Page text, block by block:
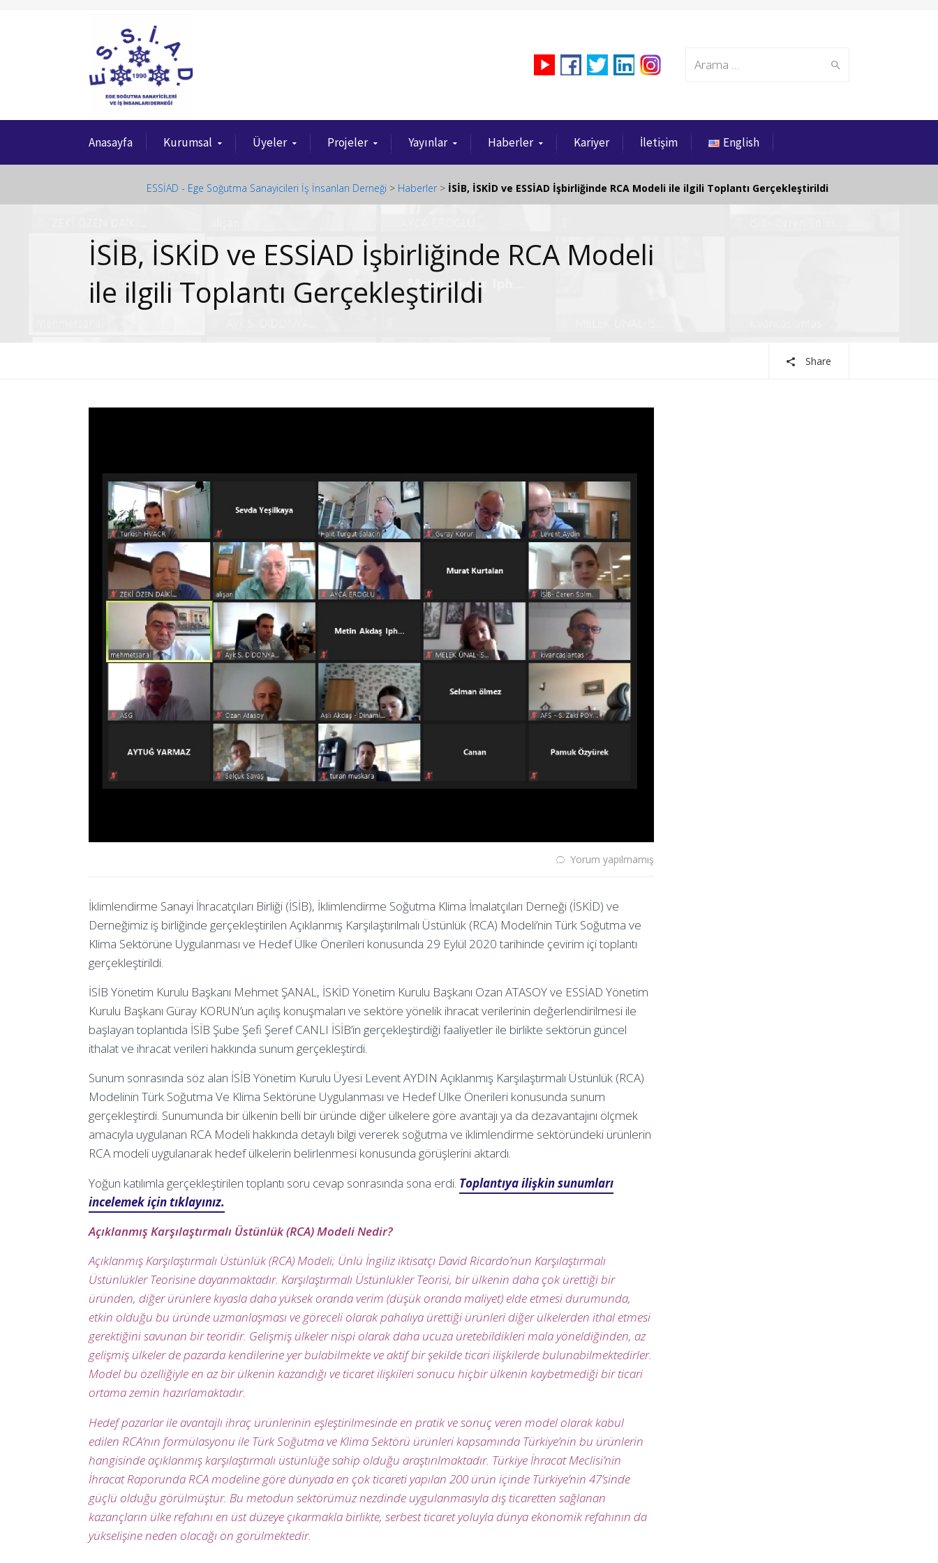
Search
Anasayfa Kurumsal Üyeler Projeler Yayınlar Haberler Kariyer İletişim English
ESSİAD - Ege Soğutma Sanayicileri İş İnsanları Derneği > Haberler > İSİB, İSKİD ve ESSİAD İşbirliğinde RCA Modeli ile ilgili Toplantı Gerçekleştirildi
İSİB, İSKİD ve ESSİAD İşbirliğinde RCA Modeli
ile ilgili Toplantı Gerçekleştirildi
Share
Yorum yapılmamış
İklimlendirme Sanayi İhracatçıları Birliği (İSİB), İklimlendirme Soğutma Klima İmalatçıları Derneği (İSKİD) ve
Derneğimiz iş birliğinde gerçekleştirilen Açıklanmış Karşılaştırılmalı Üstünlük (RCA) Modeli’nin Türk Soğutma ve
Klima Sektörüne Uygulanması ve Hedef Ülke Önerileri konusunda 29 Eylül 2020 tarihinde çevirim içi toplantı
gerçekleştirildi.
İSİB Yönetim Kurulu Başkanı Mehmet ŞANAL, İSKİD Yönetim Kurulu Başkanı Ozan ATASOY ve ESSİAD Yönetim
Kurulu Başkanı Güray KORUN’un açılış konuşmaları ve sektöre yönelik ihracat verilerinin değerlendirilmesi ile
başlayan toplantıda İSİB Şube Şefi Şeref CANLI İSİB’in gerçekleştirdiği faaliyetler ile birlikte sektörün güncel
ithalat ve ihracat verileri hakkında sunum gerçekleştirdi.
Sunum sonrasında söz alan İSİB Yönetim Kurulu Üyesi Levent AYDIN Açıklanmış Karşılaştırmalı Üstünlük (RCA)
Modelinin Türk Soğutma Ve Klima Sektörüne Uygulanması ve Hedef Ülke Önerileri konusunda sunum
gerçekleştirdi. Sunumunda bir ülkenin belli bir üründe diğer ülkelere göre avantajı ya da dezavantajını ölçmek
amacıyla uygulanan RCA Modeli hakkında detaylı bilgi vererek soğutma ve iklimlendirme sektöründeki ürünlerin
RCA modeli uygulanarak hedef ülkelerin belirlenmesi konusunda görüşlerini aktardı.
Yoğun katılımla gerçekleştirilen toplantı soru cevap sonrasında sona erdi. Toplantıya ilişkin sunumları
incelemek için tıklayınız.
Açıklanmış Karşılaştırmalı Üstünlük (RCA) Modeli Nedir?
Açıklanmış Karşılaştırmalı Üstünlük (RCA) Modeli; Ünlü İngiliz iktisatçı David Ricardo’nun Karşılaştırmalı
Üstünlükler Teorisine dayanmaktadır. Karşılaştırmalı Üstünlükler Teorisi, bir ülkenin daha çok ürettiği bir
üründen, diğer ürünlere kıyasla daha yüksek oranda verim (düşük oranda maliyet) elde etmesi durumunda,
etkin olduğu bu üründe uzmanlaşması ve göreceli olarak pahalıya ürettiği ürünleri diğer ülkelerden ithal etmesi
gerektiğini savunan bir teoridir. Gelişmiş ülkeler nispi olarak daha ucuza üretebildikleri mala yöneldiğinden, az
gelişmiş ülkeler de pazarda kendilerine yer bulabilmekte ve aktif bir şekilde ticari ilişkilerde bulunabilmektedirler.
Model bu özelliğiyle en az bir ülkenin kazandığı ve ticaret ilişkileri sonucu hiçbir ülkenin kaybetmediği bir ticari
ortama zemin hazırlamaktadır.
Hedef pazarlar ile avantajlı ihraç ürünlerinin eşleştirilmesinde en pratik ve sonuç veren model olarak kabul
edilen RCA’nın formülasyonu ile Türk Soğutma ve Klima Sektörü ürünleri kapsamında Türkiye’nin bu ürünlerin
hangisinde açıklanmış karşılaştırmalı üstünlüğe sahip olduğu araştırılmaktadır. Türkiye İhracat Meclisi’nin
İhracat Raporunda RCA modeline göre dünyada en çok ticareti yapılan 200 ürün içinde Türkiye’nin 47’sinde
güçlü olduğu görülmüştür. Bu metodun sektörümüz nezdinde uygulanmasıyla dış ticaretten sağlanan
kazançların ülke refahını en üst düzeye çıkarmakla birlikte, serbest ticaret yoluyla dünya ekonomik refahının da
yükselişine neden olacağı ön görülmektedir.